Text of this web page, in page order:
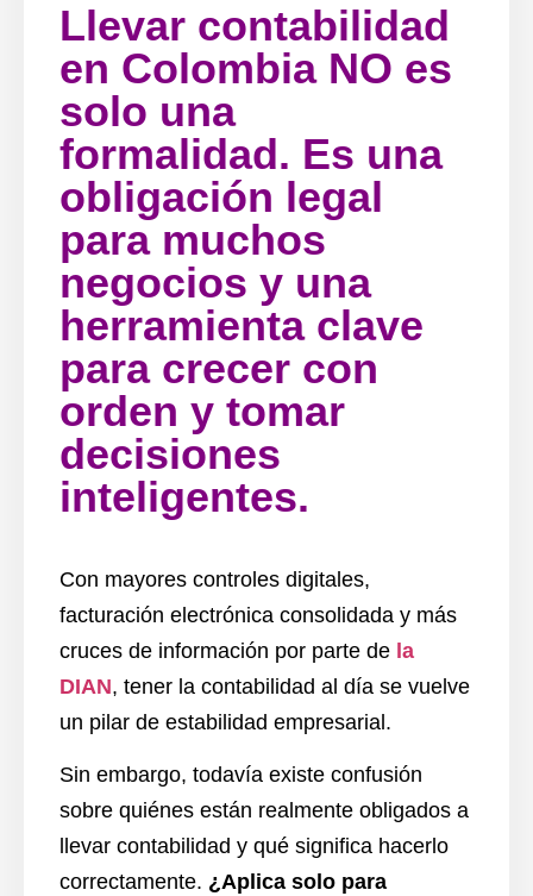
Llevar contabilidad
en Colombia NO es
solo una
formalidad. Es una
obligación legal
para muchos
negocios y una
herramienta clave
para crecer con
orden y tomar
decisiones
inteligentes.
Con mayores controles digitales,
facturación electrónica consolidada y más
cruces de información por parte de la
DIAN, tener la contabilidad al día se vuelve
un pilar de estabilidad empresarial.
Sin embargo, todavía existe confusión
sobre quiénes están realmente obligados a
llevar contabilidad y qué significa hacerlo
correctamente. ¿Aplica solo para